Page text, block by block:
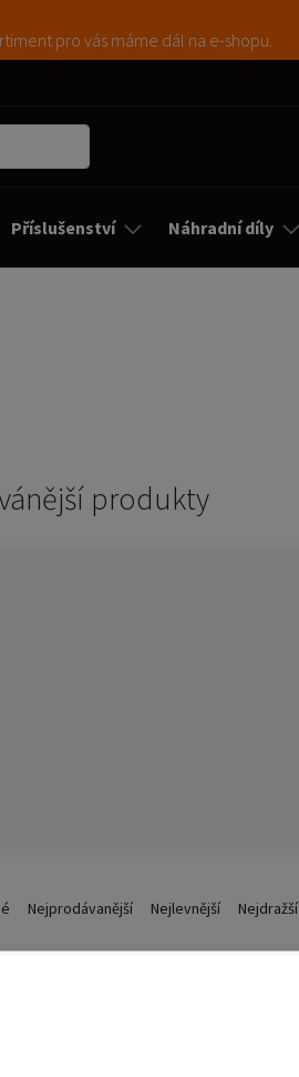
pro vás máme dál na e-shopu.
Příslušenství Náhradní díly
produkty
Nejprodávanější Nejlevnější Nejdražší